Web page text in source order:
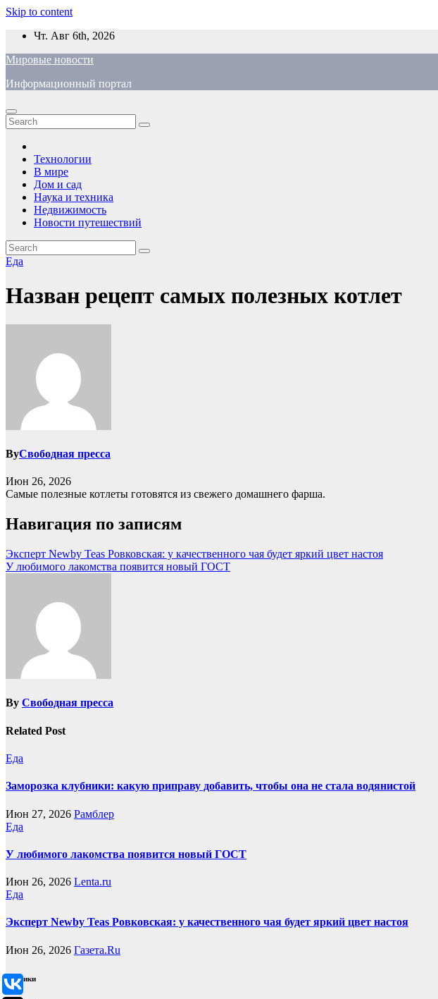
Skip to content
Чт. Авг 6th, 2026
Мировые новости
Информационный портал
Технологии
В мире
Дом и сад
Наука и техника
Недвижимость
Новости путешествий
Еда
Назван рецепт самых полезных котлет
ByСвободная пресса
Июн 26, 2026
Самые полезные котлеты готовятся из свежего домашнего фарша.
Навигация по записям
Эксперт Newby Teas Ровковская: у качественного чая будет яркий цвет настоя
У любимого лакомства появится новый ГОСТ
By Свободная пресса
Related Post
Еда
Заморозка клубники: какую приправу добавить, чтобы она не стала водянистой
Июн 27, 2026 Рамблер
Еда
У любимого лакомства появится новый ГОСТ
Июн 26, 2026 Lenta.ru
Еда
Эксперт Newby Teas Ровковская: у качественного чая будет яркий цвет настоя
Июн 26, 2026 Газета.Ru
Рубрики